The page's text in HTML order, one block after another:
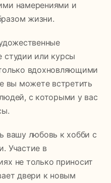
намерениями и
жизни.
студии или курсы
вдохновляющими
вы можете встретить
с которыми у вас
вашу любовь к хобби с
Участие в
не только приносит
двери к новым